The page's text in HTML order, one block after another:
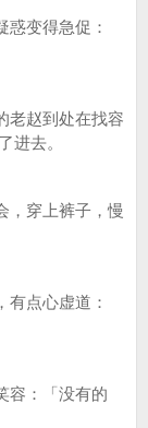
变得急促：
赵到处在找容
进去。
穿上裤子，慢
点心虚道：
：「没有的